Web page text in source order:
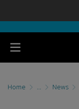
Home ... News